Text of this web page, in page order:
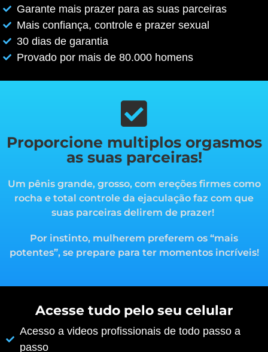
Garante mais prazer para as suas parceiras
Mais confiança, controle e prazer sexual
30 dias de garantia
Provado por mais de 80.000 homens
Proporcione multiplos orgasmos
as suas parceiras!
Um pênis grande, grosso, com ereções firmes como
rocha e total controle da ejaculação faz com que
suas parceiras delirem de prazer!
Por instinto, mulherem preferem os “mais
potentes”, se prepare para ter momentos incríveis!
Acesse tudo pelo seu celular
Acesso a videos profissionais de todo passo a
passo